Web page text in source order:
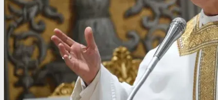
y
fuertes
vientos
en
Mar
del
Plata